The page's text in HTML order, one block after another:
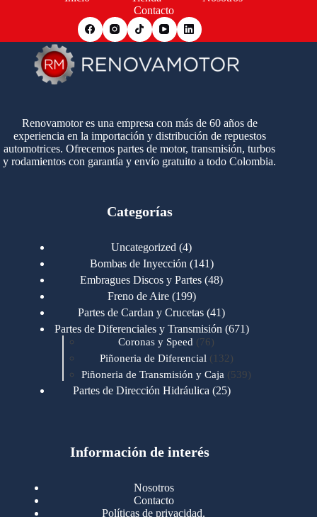
Contacto
Renovamotor es una empresa con más de 60 años de
experiencia en la importación y distribución de repuestos
automotrices. Ofrecemos partes de motor, transmisión, turbos
y rodamientos con garantía y envío gratuito a todo Colombia.
Categorías
Uncategorized 44
productos
Bombas de Inyección 141141
productos
Embragues Discos y Partes 4848
Freno de Aire 199199
productos
Partes de Cardan y Crucetas 4141
productos
Partes de Diferenciales y Transmisión 671671
Coronas y Speed 7676
productos
Piñoneria de Diferencial 132 132
productos
Piñoneria de Transmisión y Caja 539539
Partes de Dirección Hidráulica 2525
Motores Cummins 723
Cummins B/C 855
Cummins ISF
Información de interés
Nosotros
Contacto
Políticas de privacidad.